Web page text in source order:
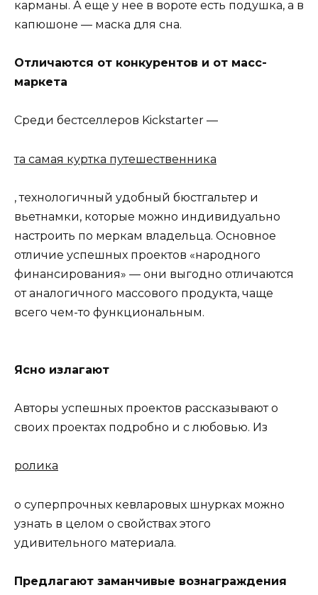
карманы. А еще у нее в вороте есть подушка, а в
капюшоне — маска для сна.
Отличаются от конкурентов и от масс-
маркета
Среди бестселлеров Kickstarter —
та самая куртка путешественника
, технологичный удобный бюстгальтер и
вьетнамки, которые можно индивидуально
настроить по меркам владельца. Основное
отличие успешных проектов «народного
финансирования» — они выгодно отличаются
от аналогичного массового продукта, чаще
всего чем-то функциональным.
Ясно излагают
Авторы успешных проектов рассказывают о
своих проектах подробно и с любовью. Из
ролика
о суперпрочных кевларовых шнурках можно
узнать в целом о свойствах этого
удивительного материала.
Предлагают заманчивые вознаграждения